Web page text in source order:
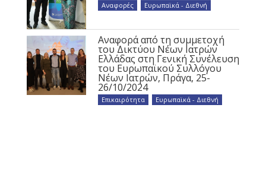
Αναφορές Ευρωπαϊκά - Διεθνή
Αναφορά από τη συμμετοχή
του Δικτύου Νέων Ιατρών
Ελλάδας στη Γενική Συνέλευση
του Ευρωπαϊκού Συλλόγου
Νέων Ιατρών, Πράγα, 25-
26/10/2024
Επικαιρότητα Ευρωπαϊκά - Διεθνή